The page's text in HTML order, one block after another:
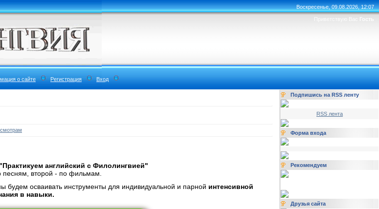
Воскресенье, 09.08.2026, 12:07
Приветствую Вас Гость
о сайте Регистрация Вход
"Практикуем английский с Филолингвией"
песням, второй - по фильмам.
осваивать инструменты для индивидуальной и парной интенсивной
в навыки.
Подпишись на RSS ленту
RSS лента
Форма входа
Рекомендуем
Друзья сайта